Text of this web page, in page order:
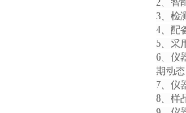
2、智
3、检
4、配
5、采
6、仪
期动
7、仪
8、样